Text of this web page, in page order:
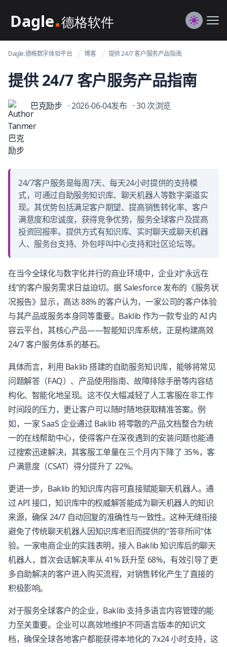
Dagle@数字体验管理
Switch
Dagle.德格数字体验平台 博客 提供 24/7 客户服务产品指南
提供 24/7 客户服务产品指南
巴克励步 · 2026-06-04发布 · 30 次浏览
24/7客户服务是每周7天、每天24小时提供的支持模
式，可通过自助服务知识库、聊天机器人等数字渠道实
现。其优势包括满足客户期望、提高销售转化率、客户
满意度和忠诚度，获得竞争优势，服务全球客户及提高
投资回报率。提供方式有知识库、实时聊天或聊天机器
人、服务台支持、外包呼叫中心支持和社区论坛等。
在当今全球化与数字化并行的商业环境中，企业对“永远在
线”的客户服务需求日益迫切。据 Salesforce 发布的《服务状
况报告》显示，高达 88% 的客户认为，一家公司的客户体验
与其产品或服务本身同等重要。Baklib 作为一款专业的 AI 内
容云平台，其核心产品——智能知识库系统，正是构建高效
24/7 客户服务体系的基石。
具体而言，利用 Baklib 搭建的自助服务知识库，能够将常见
问题解答（FAQ）、产品使用指南、故障排除手册等内容结
构化、智能化地呈现。这不仅大幅减轻了人工客服在非工作
时间段的压力，更让客户可以随时随地获取精准答案。例
如，一家 SaaS 企业通过 Baklib 将零散的产品文档整合为统
一的在线帮助中心，使得客户在深夜遇到的安装问题也能通
过搜索迅速解决，其客服工单量在三个月内下降了 35%，客
户满意度（CSAT）得分提升了 22%。
更进一步，Baklib 的知识库内容可直接赋能聊天机器人。通
过 API 接口，知识库中的权威解答能成为聊天机器人的知识
来源，确保 24/7 自动回复的准确性与一致性。这种无缝衔接
避免了传统聊天机器人因知识库老旧而提供的“答非所问”体
验。一家电商企业的实践表明，接入 Baklib 知识库后的聊天
机器人，首次会话解决率从 41% 跃升至 68%，有效引导了更
多自助解决的客户进入购买流程，对销售转化产生了直接的
积极影响。
对于服务全球客户的企业，Baklib 支持多语言内容管理的能
力至关重要。企业可以高效地维护不同语言版本的知识文
档，确保全球各地客户都能获得本地化的 7x24 小时支持，这